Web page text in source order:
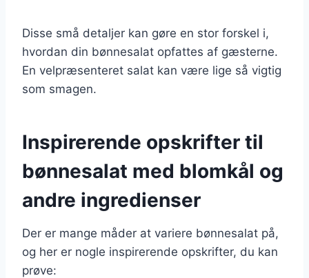
Disse små detaljer kan gøre en stor forskel i,
hvordan din bønnesalat opfattes af gæsterne.
En velpræsenteret salat kan være lige så vigtig
som smagen.
Inspirerende opskrifter til
bønnesalat med blomkål og
andre ingredienser
Der er mange måder at variere bønnesalat på,
og her er nogle inspirerende opskrifter, du kan
prøve: